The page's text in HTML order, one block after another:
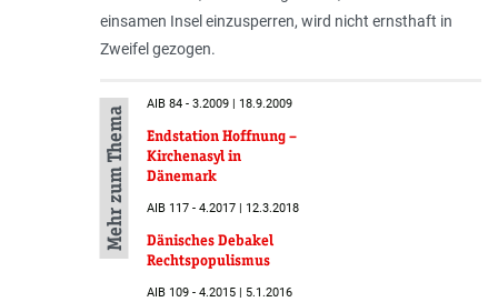
einsamen Insel einzusperren, wird nicht ernsthaft in
Zweifel gezogen.
Mehr zum Thema
AIB 84 - 3.2009 | 18.9.2009
Endstation Hoffnung –
Kirchenasyl in
Dänemark
AIB 117 - 4.2017 | 12.3.2018
Dänisches Debakel
Rechtspopulismus
AIB 109 - 4.2015 | 5.1.2016